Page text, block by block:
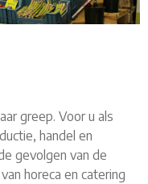
greep. Voor u als
handel en
gevolgen van de
horeca en catering